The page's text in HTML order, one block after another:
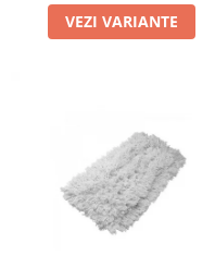
VEZI VARIANTE